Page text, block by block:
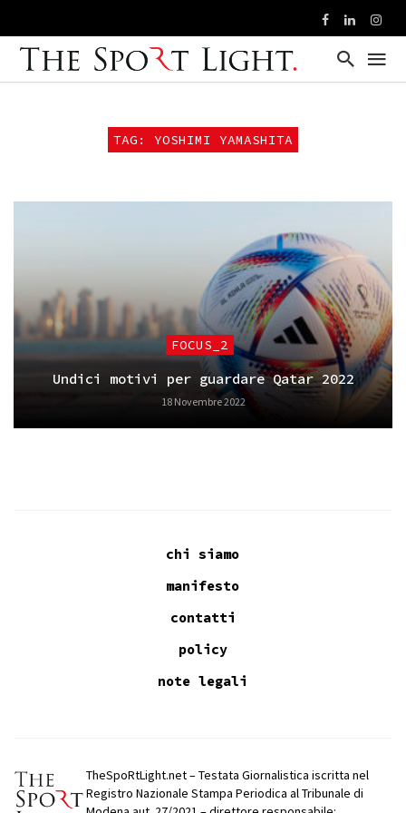
TAG: YOSHIMI YAMASHITA
FOCUS_2
Undici motivi per guardare Qatar 2022
18 Novembre 2022
chi siamo
manifesto
contatti
policy
note legali
TheSpoRtLight.net – Testata Giornalistica iscritta nel
Registro Nazionale Stampa Periodica al Tribunale di